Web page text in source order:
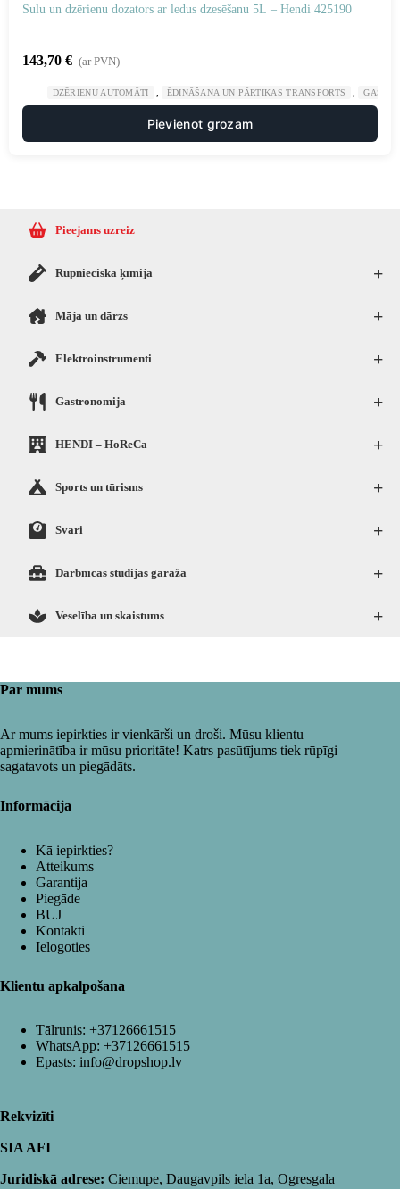
Sulu un dzērienu dozators ar ledus dzesēšanu 5L – Hendi 425190
143,70 € (ar PVN)
DZĒRIENU AUTOMĀTI ĒDINĀŠANA UN PĀRTIKAS TRANSPORTS
Pievienot grozam
Pieejams uzreiz
+
Rūpnieciskā ķīmija
+
Māja un dārzs
+
Elektroinstrumenti
+
Gastronomija
+
HENDI – HoReCa
+
Sports un tūrisms
+
Svari
+
Darbnīcas studijas garāža
+
Veselība un skaistums
Par mums
Ar mums iepirkties ir vienkārši un droši. Mūsu klientu
apmierinātība ir mūsu prioritāte! Katrs pasūtījums tiek rūpīgi
sagatavots un piegādāts.
Informācija
Kā iepirkties?
Atteikums
Garantija
Piegāde
BUJ
Kontakti
Ielogoties
Klientu apkalpošana
Tālrunis: +37126661515
WhatsApp: +37126661515
Epasts: info@dropshop.lv
Rekvizīti
SIA AFI
Juridiskā adrese: Ciemupe, Daugavpils iela 1a, Ogresgala